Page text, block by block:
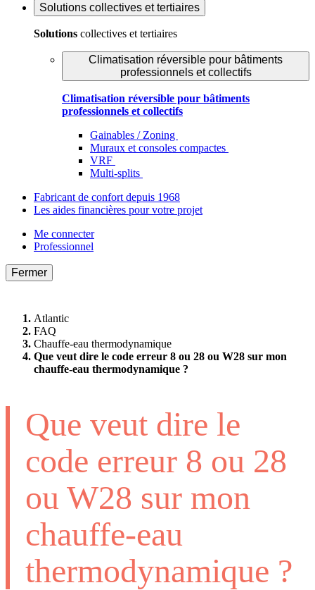
Solutions collectives et tertiaires
Solutions collectives et tertiaires
Climatisation réversible pour bâtiments
professionnels et collectifs
Climatisation réversible pour bâtiments
professionnels et collectifs
Gainables / Zoning
Muraux et consoles compactes
VRF
Multi-splits
Fabricant de confort depuis 1968
Les aides financières pour votre projet
Me connecter
Professionnel
Fermer
Atlantic
FAQ
Chauffe-eau thermodynamique
Que veut dire le code erreur 8 ou 28 ou W28 sur mon
chauffe-eau thermodynamique ?
Que veut dire le
code erreur 8 ou 28
ou W28 sur mon
chauffe-eau
thermodynamique ?